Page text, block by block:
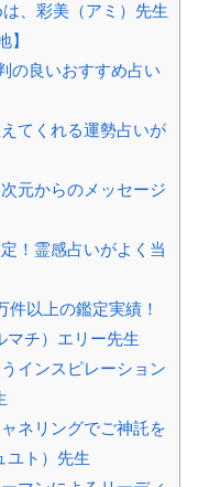
、彩美（アミ）先生
】
の良いおすすめ占い
てくれる運勢占いが
元からのメッセージ
！霊感占いがよく当
以上の鑑定実績！
マチ）エリー先生
インスピレーション
ネリングでご神託を
ユト）先生